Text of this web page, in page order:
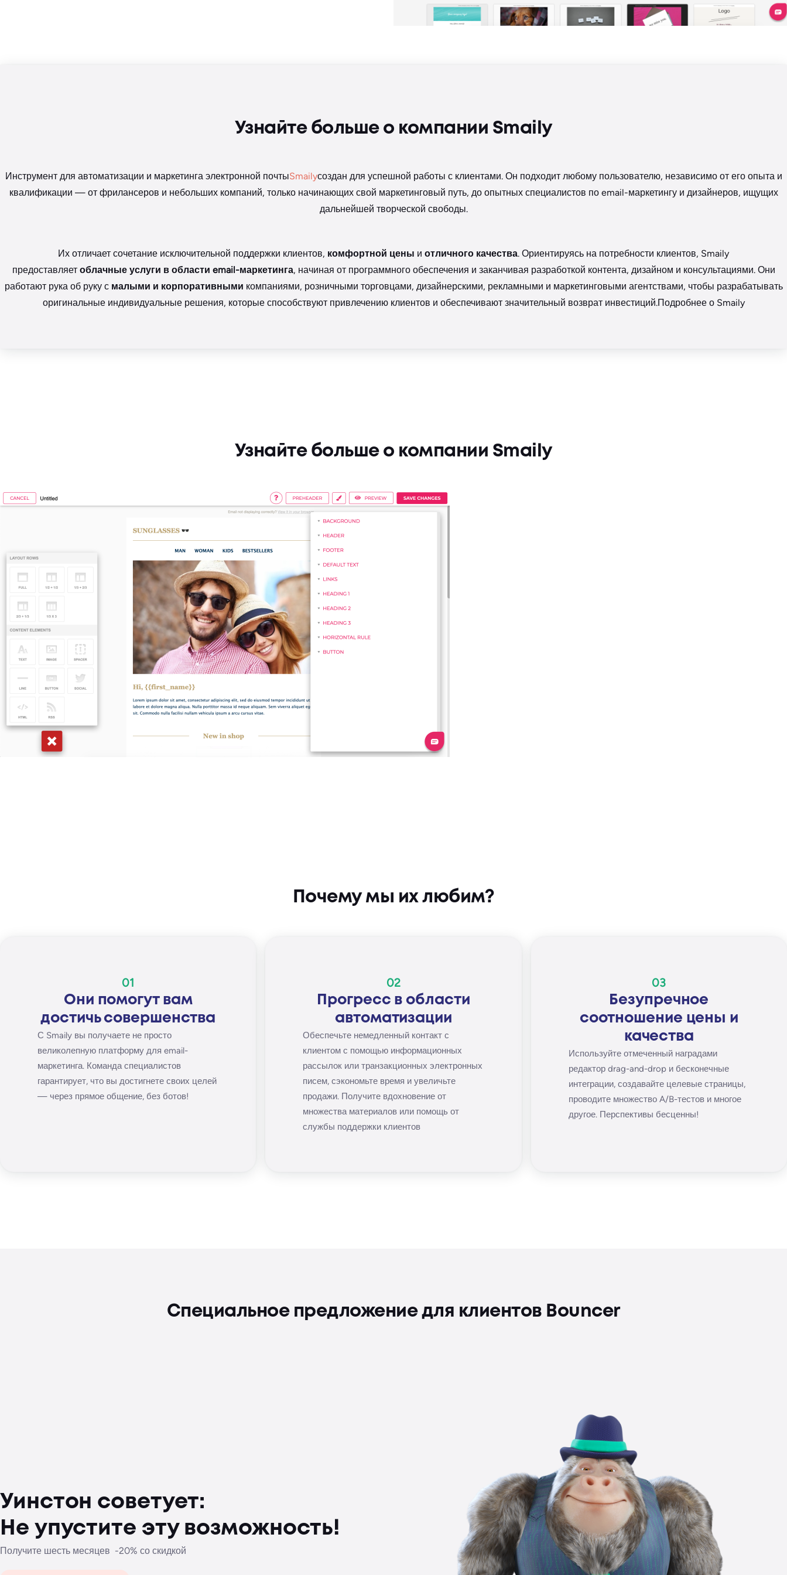
Узнайте больше о компании Smaily
Инструмент для автоматизации и маркетинга электронной почтыSmailyсоздан для успешной работы с клиентами. Он подходит любому пользователю, независимо от его опыта и
квалификации — от фрилансеров и небольших компаний, только начинающих свой маркетинговый путь, до опытных специалистов по email-маркетингу и дизайнеров, ищущих
дальнейшей творческой свободы.
Их отличает сочетание исключительной поддержки клиентов, комфортной цены и отличного качества. Ориентируясь на потребности клиентов, Smaily
предоставляет облачные услуги в области email-маркетинга, начиная от программного обеспечения и заканчивая разработкой контента, дизайном и консультациями. Они
работают рука об руку с малыми и корпоративными компаниями, розничными торговцами, дизайнерскими, рекламными и маркетинговыми агентствами, чтобы разрабатывать
оригинальные индивидуальные решения, которые способствуют привлечению клиентов и обеспечивают значительный возврат инвестиций.Подробнее о Smaily
Узнайте больше о компании Smaily
Почему мы их любим?
01
Они помогут вам
достичь совершенства
С Smaily вы получаете не просто
великолепную платформу для email-
маркетинга. Команда специалистов
гарантирует, что вы достигнете своих целей
— через прямое общение, без ботов!
02
Прогресс в области
автоматизации
Обеспечьте немедленный контакт с
клиентом с помощью информационных
рассылок или транзакционных электронных
писем, сэкономьте время и увеличьте
продажи. Получите вдохновение от
множества материалов или помощь от
службы поддержки клиентов
03
Безупречное
соотношение цены и
качества
Используйте отмеченный наградами
редактор drag-and-drop и бесконечные
интеграции, создавайте целевые страницы,
проводите множество A/B-тестов и многое
другое. Перспективы бесценны!
Специальное предложение для клиентов Bouncer
Уинстон советует:
Не упустите эту возможность!
Получите шесть месяцев -20% со скидкой